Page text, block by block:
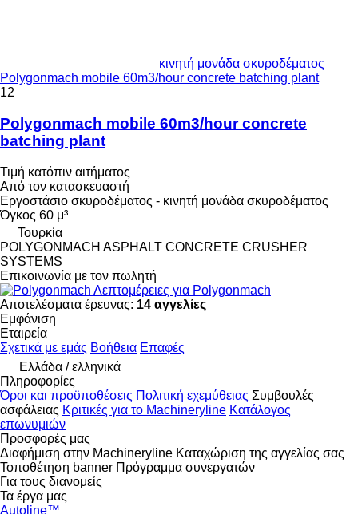
κινητή μονάδα σκυροδέματος
Polygonmach mobile 60m3/hour concrete batching plant
12
Polygonmach mobile 60m3/hour concrete
batching plant
Τιμή κατόπιν αιτήματος
Από τον κατασκευαστή
Εργοστάσιο σκυροδέματος - κινητή μονάδα σκυροδέματος
Όγκος 60 μ³
Τουρκία
POLYGONMACH ASPHALT CONCRETE CRUSHER
SYSTEMS
Επικοινωνία με τον πωλητή
Λεπτομέρειες για Polygonmach
Αποτελέσματα έρευνας: 14 αγγελίες
Εμφάνιση
Εταιρεία
Σχετικά με εμάς Βοήθεια Επαφές
Ελλάδα / ελληνικά
Πληροφορίες
Όροι και προϋποθέσεις Πολιτική εχεμύθειας Συμβουλές
ασφάλειας Κριτικές για το Machineryline Κατάλογος
επωνυμιών
Προσφορές μας
Διαφήμιση στην Machineryline Καταχώριση της αγγελίας σας
Τοποθέτηση banner Πρόγραμμα συνεργατών
Για τους διανομείς
Τα έργα μας
Autoline™